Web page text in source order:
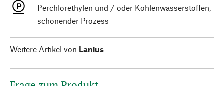
Perchlorethylen und / oder Kohlenwasserstoffen,
schonender Prozess
Weitere Artikel von Lanius